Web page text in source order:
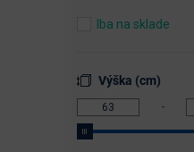
Lacné kreslá
Lacné skrine
Police
Iba na sklade
Výška (cm)